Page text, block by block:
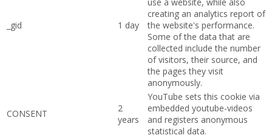
_gid 1 day
creating an analytics report of
the website's performance.
Some of the data that are
collected include the number
of visitors, their source, and
the pages they visit
anonymously.
CONSENT
2
years
YouTube sets this cookie via
embedded youtube-videos
and registers anonymous
statistical data.